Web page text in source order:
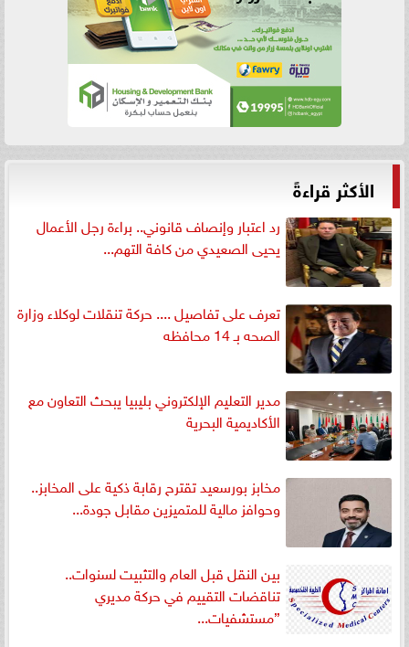
الأكثر قراءةً
رد اعتبار وإنصاف قانوني.. براءة رجل الأعمال
يحيى الصعيدي من كافة التهم...
تعرف على تفاصيل .... حركة تنقلات لوكلاء وزارة
الصحه بـ 14 محافظه
مدير التعليم الإلكتروني بليبيا يبحث التعاون مع
الأكاديمية البحرية
مخابز بورسعيد تقترح رقابة ذكية على المخابز..
وحوافز مالية للمتميزين مقابل جودة...
بين النقل قبل العام والتثبيت لسنوات..
تناقضات التقييم في حركة مديري
”مستشفيات...